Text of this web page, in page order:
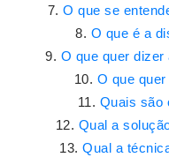
O que se
O que é a
O que quer
O que
Quais são
Qual a
Qual a